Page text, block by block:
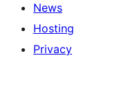
News
Hosting
Privacy